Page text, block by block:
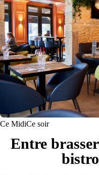
Ce MidiCe soir
Entre